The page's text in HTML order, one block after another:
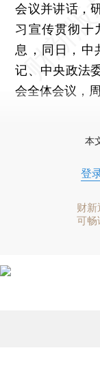
会议并讲话，
习宣传贯彻十
息，同日，中
记、中央政法
会全体会议，
本
登
财新
可畅